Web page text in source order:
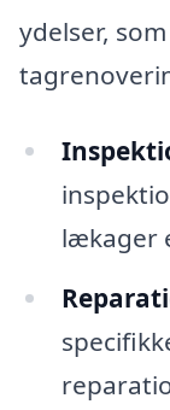
ydelser,
lækager